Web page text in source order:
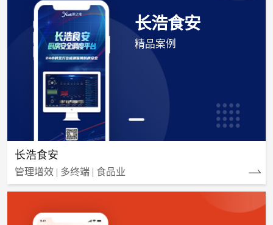
长浩食安
精品案例
长浩食安
管理增效 | 多终端 | 食品业